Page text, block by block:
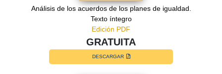
Análisis de los acuerdos de los planes de igualdad.
Texto íntegro
Edición PDF
GRATUITA
DESCARGAR